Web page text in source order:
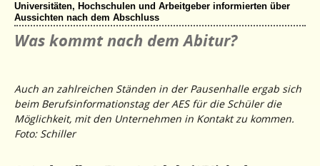
Universitäten, Hochschulen und Arbeitgeber informierten über
Aussichten nach dem Abschluss
Was kommt nach dem Abitur?
Auch an zahlreichen Ständen in der Pausenhalle ergab sich
beim Berufsinformationstag der AES für die Schüler die
Möglichkeit, mit den Unternehmen in Kontakt zu kommen.
Foto: Schiller